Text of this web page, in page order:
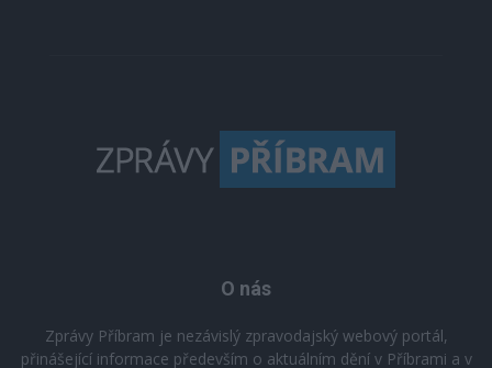
O nás
Zprávy Příbram je nezávislý zpravodajský webový portál,
přinášející informace především o aktuálním dění v Příbrami a v